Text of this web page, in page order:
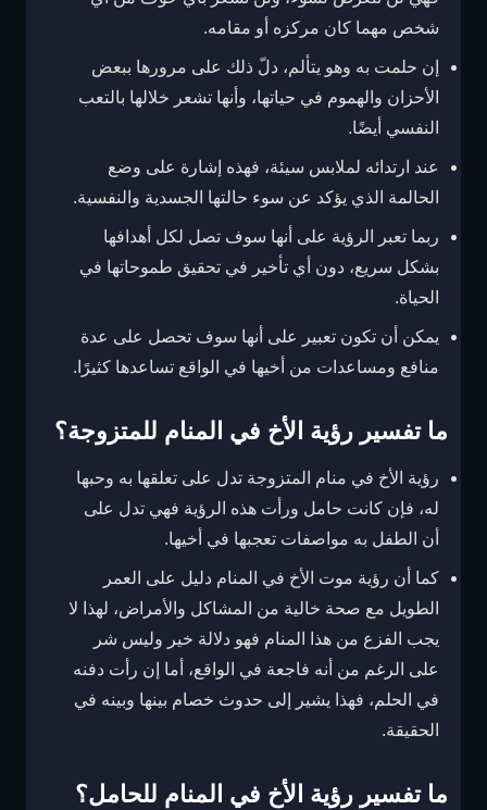
شخص مهما كان مركزه أو مقامه.
إن حلمت به وهو يتألم، دلّ ذلك على مرورها ببعض
الأحزان والهموم في حياتها، وأنها تشعر خلالها بالتعب
النفسي أيضًا.
عند ارتدائه لملابس سيئة، فهذه إشارة على وضع
الحالمة الذي يؤكد عن سوء حالتها الجسدية والنفسية.
ربما تعبر الرؤية على أنها سوف تصل لكل أهدافها
بشكل سريع، دون أي تأخير في تحقيق طموحاتها في
الحياة.
يمكن أن تكون تعبير على أنها سوف تحصل على عدة
منافع ومساعدات من أخيها في الواقع تساعدها كثيرًا.
ما تفسير رؤية الأخ في المنام للمتزوجة؟
رؤية الأخ في منام المتزوجة تدل على تعلقها به وحبها
له، فإن كانت حامل ورأت هذه الرؤية فهي تدل على
أن الطفل به مواصفات تعجبها في أخيها.
كما أن رؤية موت الأخ في المنام دليل على العمر
الطويل مع صحة خالية من المشاكل والأمراض، لهذا لا
يجب الفزع من هذا المنام فهو دلالة خير وليس شر
على الرغم من أنه فاجعة في الواقع، أما إن رأت دفنه
في الحلم، فهذا يشير إلى حدوث خصام بينها وبينه في
الحقيقة.
ما تفسير رؤية الأخ في المنام للحامل؟